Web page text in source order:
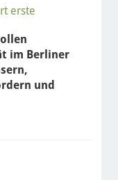
erste
im Berliner
und